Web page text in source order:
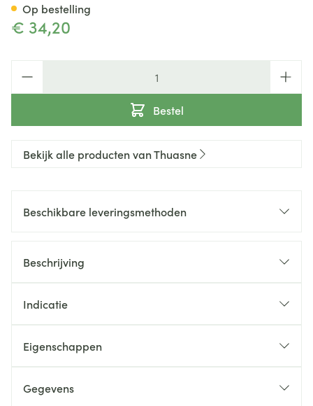
€ 34,20
Bestel
Op bestelling
Bekijk alle producten van Thuasne
Beschikbare leveringsmethoden
Beschrijving
Indicatie
Eigenschappen
Gegevens